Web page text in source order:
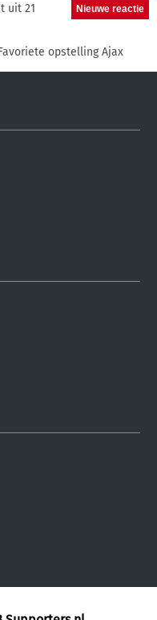
uit 21
opstelling Ajax